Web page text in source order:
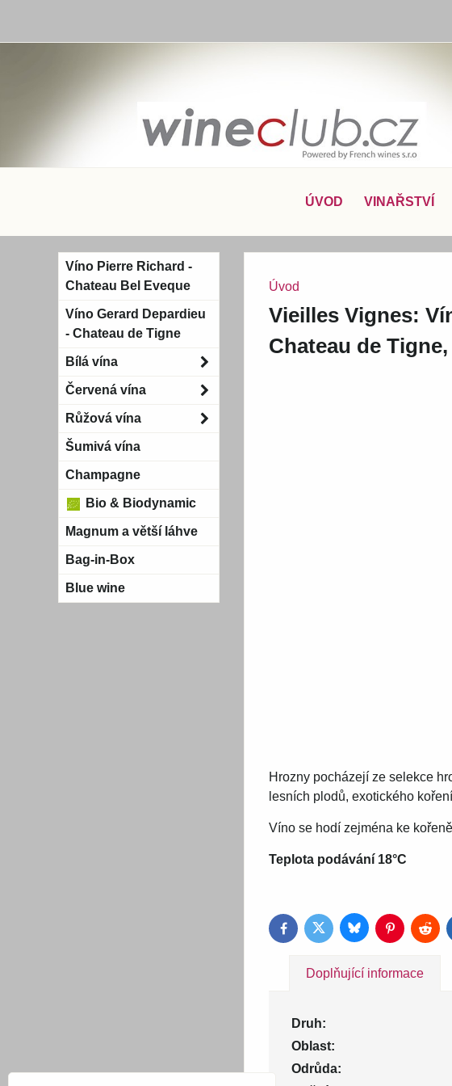
ÚVOD VINAŘSTVÍ
Úvod
Vieilles Vignes:
Chateau de Tigne,
Hrozny pocházejí ze selekce
lesních plodů, exotického
Víno se hodí zejména ke
Teplota podávání 18°C
FacebookTwitter BlueskyPinterestReddit
Doplňující informace
Druh:
Oblast:
Odrůda:
Víno Pierre Richard -
Chateau Bel Eveque
Víno Gerard Depardieu
- Chateau de Tigne
Bílá vína
Červená vína
Růžová vína
Šumivá vína
Champagne
Bio & Biodynamic
Magnum a větší láhve
Bag-in-Box
Blue wine